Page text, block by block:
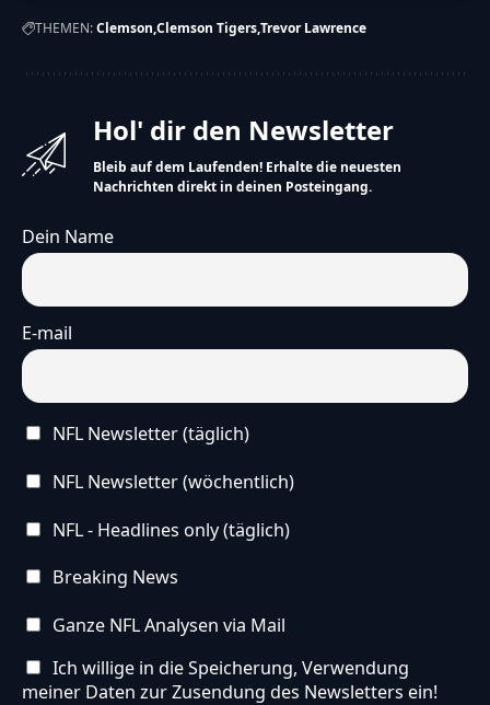
THEMEN:Clemson Clemson TigersTrevor Lawrence
Hol' dir den Newsletter
Bleib auf dem Laufenden! Erhalte die neuesten
Nachrichten direkt in deinen Posteingang.
Dein Name
E-mail
NFL Newsletter (täglich)
NFL Newsletter (wöchentlich)
NFL - Headlines only (täglich)
Breaking News
Ganze NFL Analysen via Mail
Ich willige in die Speicherung, Verwendung
meiner Daten zur Zusendung des Newsletters ein!